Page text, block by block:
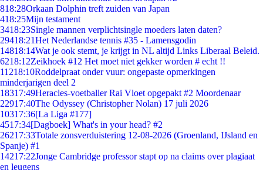
818:28Orkaan Dolphin treft zuiden van Japan
418:25Mijn testament
3418:23Single mannen verplichtsingle moeders laten daten?
29418:21Het Nederlandse tennis #35 - Lamensgodin
14818:14Wat je ook stemt, je krijgt in NL altijd Links Liberaal Beleid.
6218:12Zeikhoek #12 Het moet niet gekker worden # echt !!
11218:10Roddelpraat onder vuur: ongepaste opmerkingen
minderjarigen deel 2
18317:49Heracles-voetballer Rai Vloet opgepakt #2 Moordenaar
22917:40The Odyssey (Christopher Nolan) 17 juli 2026
10317:36[La Liga #177]
4517:34[Dagboek] What's in your head? #2
26217:33Totale zonsverduistering 12-08-2026 (Groenland, IJsland en
Spanje) #1
14217:22Jonge Cambridge professor stapt op na claims over plagiaat
en leugens